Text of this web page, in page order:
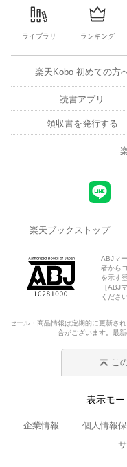
ライブラリ ランキング
楽天Kobo 初めての方
読書アプリ
領収書を発行する
楽天ブックストップ
ABJマ
者から
を示す
［ABJ
ください
セール・商品情報は定期的に更新さ
合がございます。最
こ
表示モー
企業情報 個人情報